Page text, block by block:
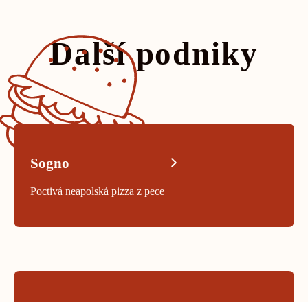
Další podniky
Sogno
Poctivá neapolská pizza z pece